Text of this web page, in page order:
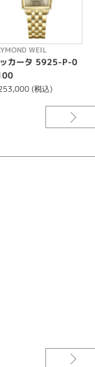
ト・デコにインスピ
ンのレクタンギュ
高精度なクオーツ
を搭載したトッカ
て以降、男性用・女
プルかつエレガント
。
WEIL
カータ 5925-P-0
(税込)